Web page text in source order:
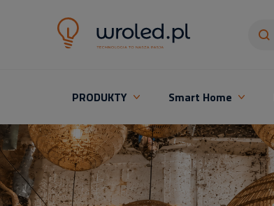
PRODUKTY Smart Home
Oświetlenie LED z montażem